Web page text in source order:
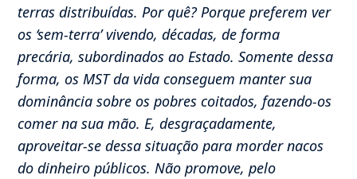
terras distribuídas. Por quê? Porque preferem ver
os ‘sem-terra’ vivendo, décadas, de forma
precária, subordinados ao Estado. Somente dessa
forma, os MST da vida conseguem manter sua
dominância sobre os pobres coitados, fazendo-os
comer na sua mão. E, desgraçadamente,
aproveitar-se dessa situação para morder nacos
do dinheiro públicos. Não promove, pelo